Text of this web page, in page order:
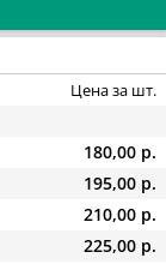
Цена за шт.
180,00 р.
195,00 р.
210,00 р.
225,00 р.